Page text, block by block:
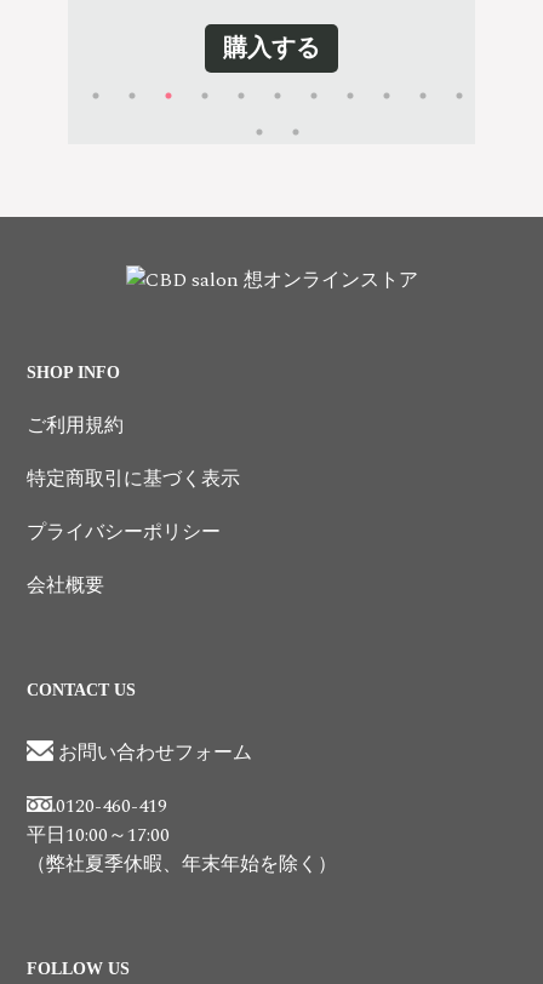
購入する
SHOP INFO
ご利用規約
特定商取引に基づく表示
プライバシーポリシー
会社概要
CONTACT US
お問い合わせフォーム
0120-460-419
平日10:00～17:00
（弊社夏季休暇、年末年始を除く）
FOLLOW US